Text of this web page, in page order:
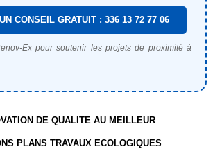
CONSEIL GRATUIT : 336 13 72 77 06
Ex pour soutenir les projets de proximité à
DE QUALITE AU MEILLEUR
PLANS TRAVAUX ECOLOGIQUES